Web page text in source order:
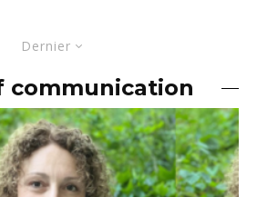
Dernier
communication